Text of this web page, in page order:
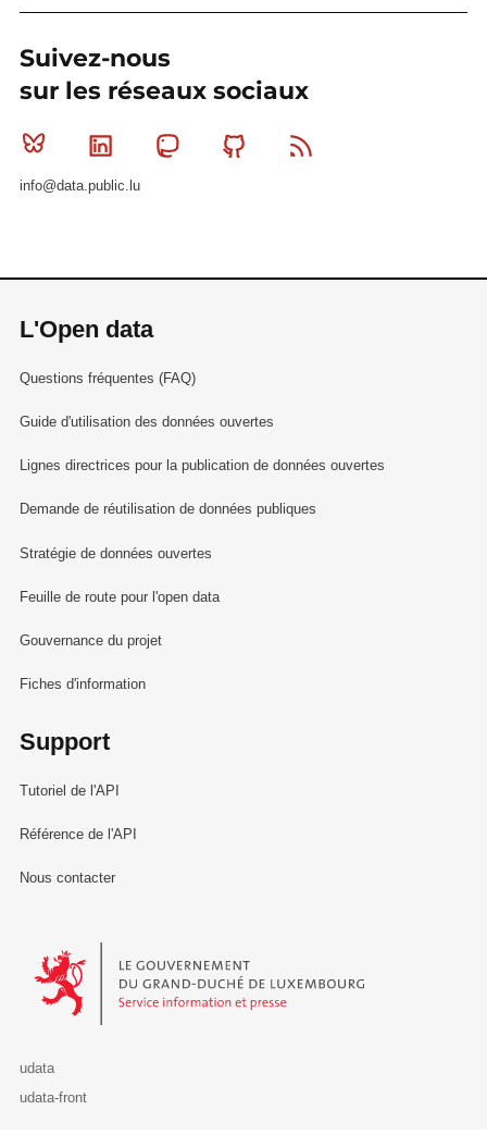
Suivez-nous
sur les réseaux sociaux
Bluesky Linkedin MastodonGithub
info@data.public.lu
L'Open data
Questions fréquentes (FAQ)
Guide d'utilisation des données ouvertes
Lignes directrices pour la publication de données ouvertes
Demande de réutilisation de données publiques
Stratégie de données ouvertes
Feuille de route pour l'open data
Gouvernance du projet
Fiches d'information
Support
Tutoriel de l'API
Référence de l'API
Nous contacter
Le Gouvernement du Grand-Duché de Luxembourg - Service
udata
udata-front